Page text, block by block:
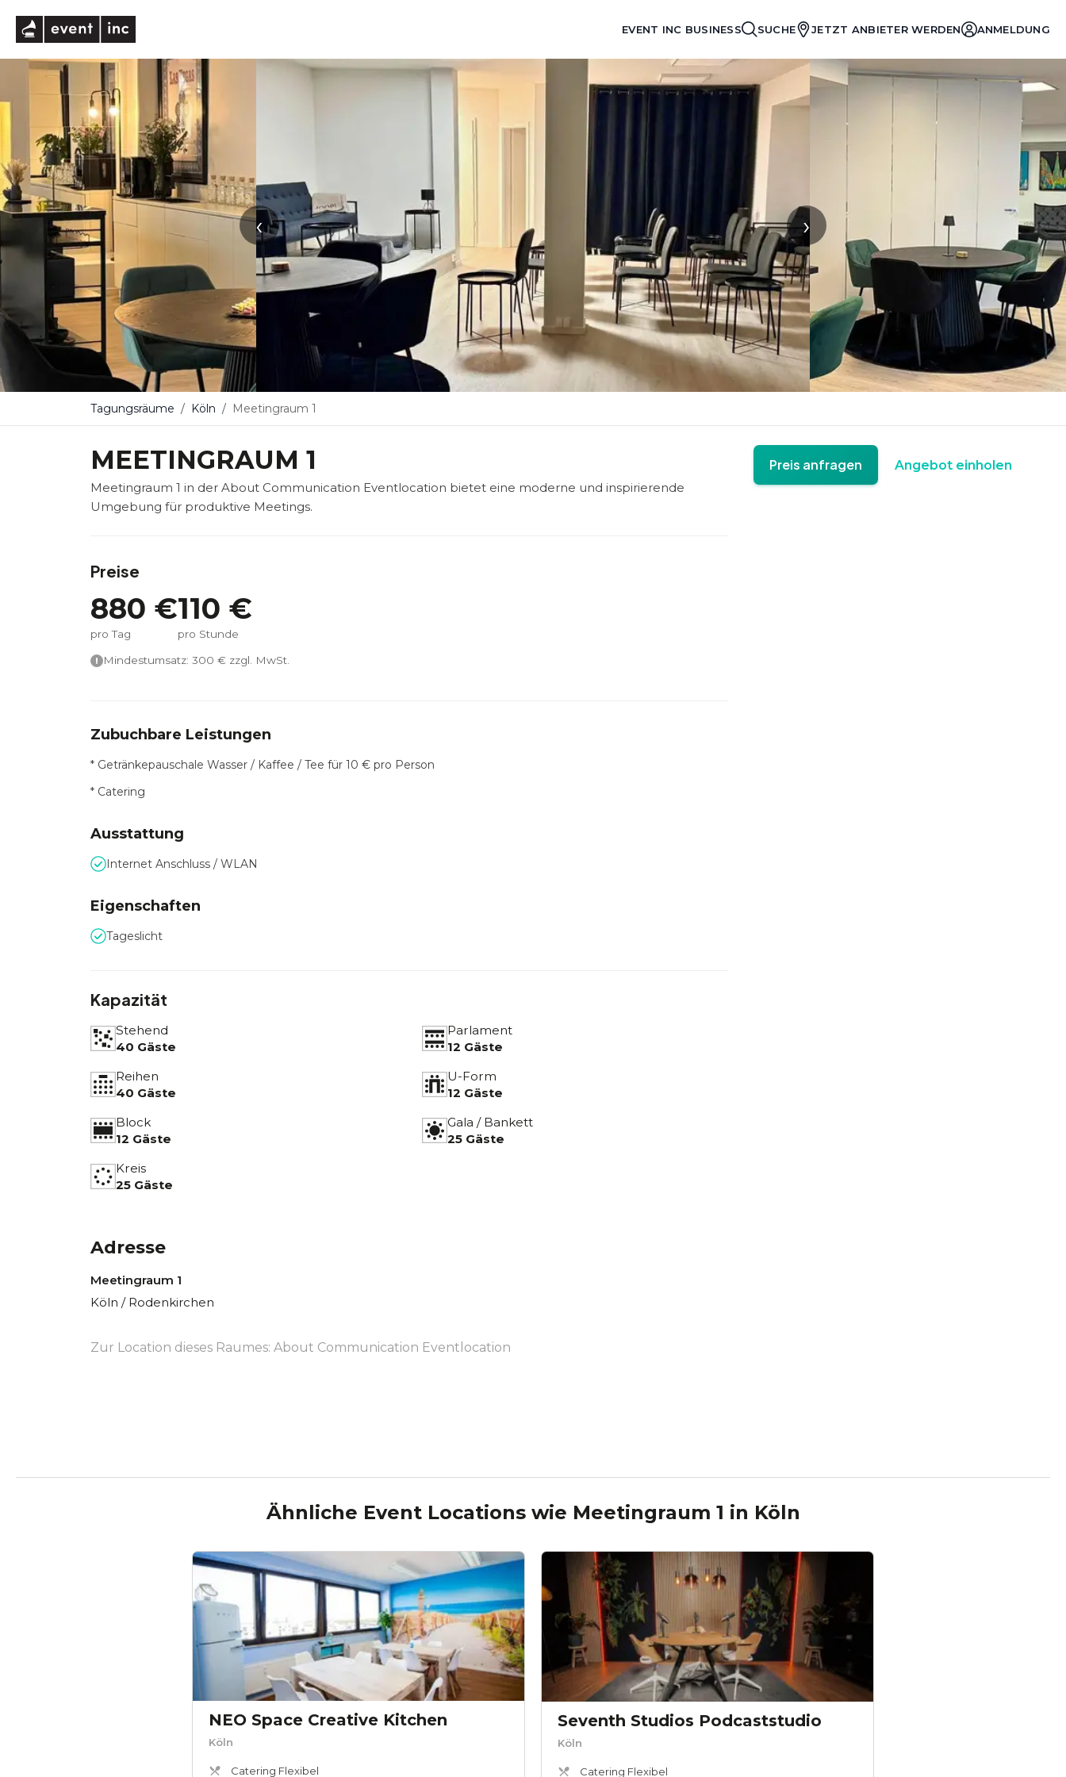
EVENT INC BUSINESS SUCHE JETZT ANBIETER WERDEN ANMELDUNG
‹ ›
Tagungsräume Köln Meetingraum 1
MEETINGRAUM 1
Meetingraum 1 in der About Communication Eventlocation bietet eine moderne und inspirierende
Umgebung für produktive Meetings.
Preise
880 €
pro Tag
110 €
pro Stunde
Mindestumsatz: 300 € zzgl. MwSt.
Zubuchbare Leistungen
* Getränkepauschale Wasser / Kaffee / Tee für 10 € pro Person
* Catering
Ausstattung
Internet Anschluss / WLAN
Eigenschaften
Tageslicht
Kapazität
Stehend
40 Gäste
Parlament
12 Gäste
Reihen
40 Gäste
U-Form
12 Gäste
Block
12 Gäste
Gala / Bankett
25 Gäste
Kreis
25 Gäste
Adresse
Meetingraum 1
Köln / Rodenkirchen
Zur Location dieses Raumes: About Communication Eventlocation
Preis anfragen Angebot einholen
Ähnliche Event Locations wie Meetingraum 1 in Köln
NEO Space Creative Kitchen
Köln
Catering Flexibel
Seventh Studios Podcaststudio
Köln
Catering Flexibel